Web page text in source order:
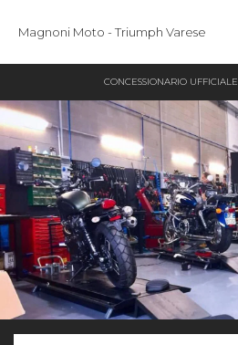
Magnoni Moto - Triumph Varese
CONCESSIONARIO UFFICIALE